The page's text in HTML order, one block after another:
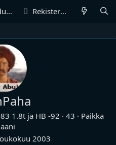
Rekisteröidy
1.8t ja HB -92 · 43 · Paikka
2003